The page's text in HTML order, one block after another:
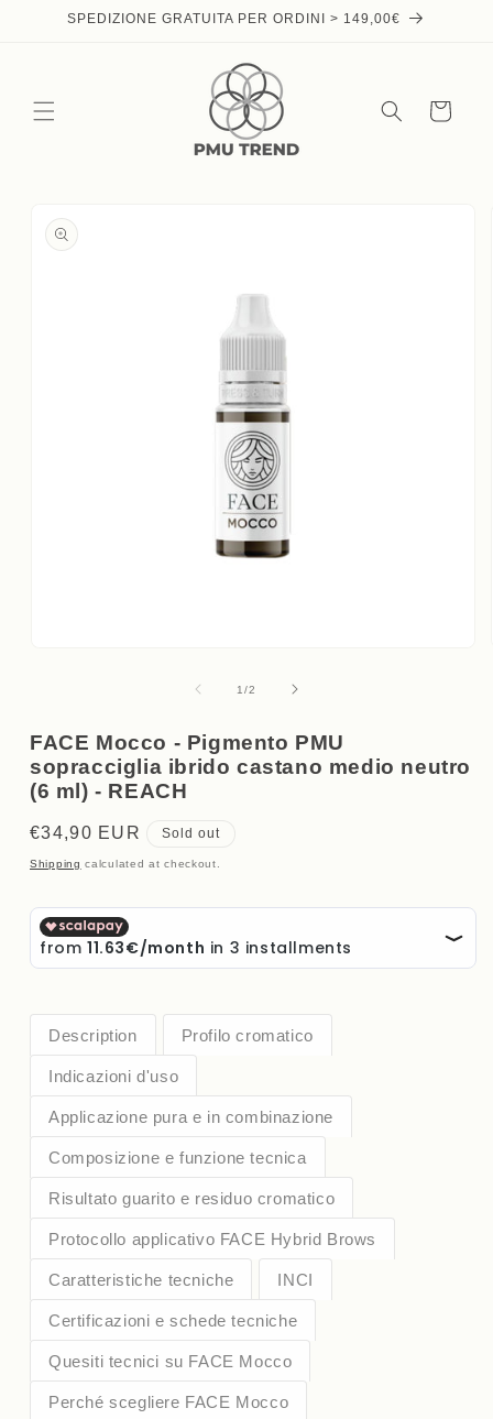
Skip toSPEDIZIONE GRATUITA PER ORDINI > 149,00€
Cart
product
information
1/of
2
FACE Mocco - Pigmento PMU
sopracciglia ibrido castano medio neutro
(6 ml) - REACH
Regular
price
€34,90 EUR Sold out
Shipping calculated at checkout.
Description Profilo cromatico
Indicazioni d'uso
Applicazione pura e in combinazione
Composizione e funzione tecnica
Risultato guarito e residuo cromatico
Protocollo applicativo FACE Hybrid Brows
Caratteristiche tecniche INCI
Certificazioni e schede tecniche
Quesiti tecnici su FACE Mocco
Perché scegliere FACE Mocco